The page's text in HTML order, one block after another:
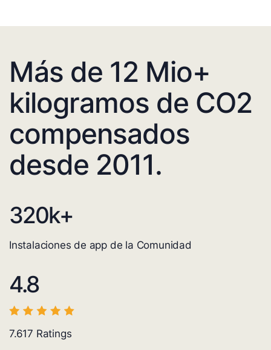
Más de 12 Mio+
kilogramos de CO2
compensados
desde 2011.
320k+
Instalaciones de app de la Comunidad
4.8
7.617 Ratings